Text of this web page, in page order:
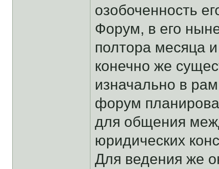
озобоченность
Форум, в его
полтора месяца
конечно же
изначально в
форум
для общения
юридических
Для ведения же